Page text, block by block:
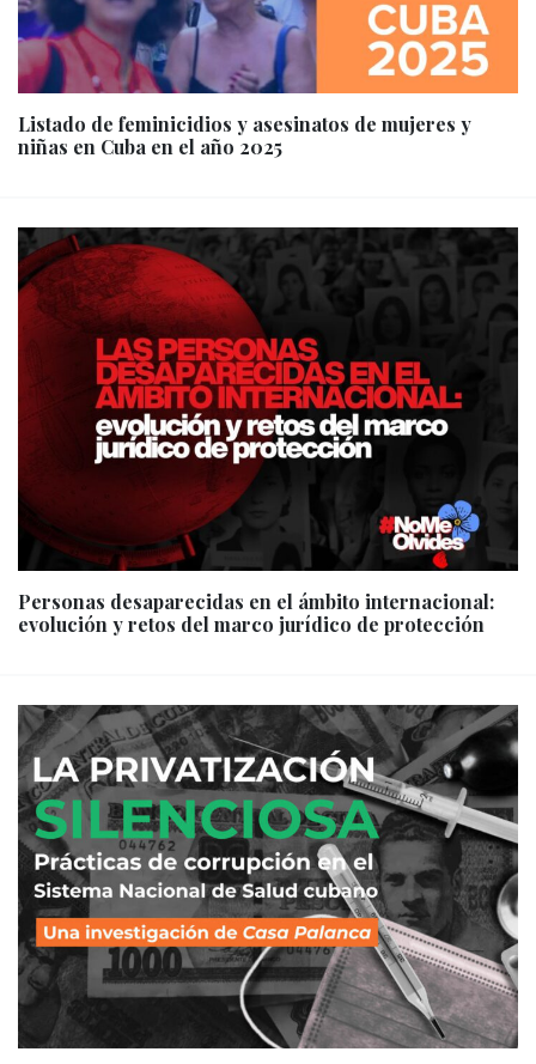
Listado de feminicidios y asesinatos de mujeres y
niñas en Cuba en el año 2025
Personas desaparecidas en el ámbito internacional:
evolución y retos del marco jurídico de protección